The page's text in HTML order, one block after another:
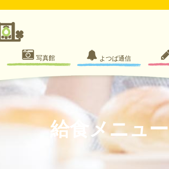
写真館 よつば通信
給食メニュー